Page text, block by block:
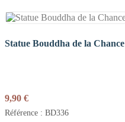
Statue Bouddha de la Chance
9,90 €
Référence : BD336